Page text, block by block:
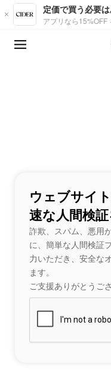
Skip to main content
定価で買う必要は
アプリなら
ウェブサイ
速な人間検
詐欺、スパム、悪用
に、簡単な人間検証
力いただき、安全な
ます。
ご支援ありがとうご